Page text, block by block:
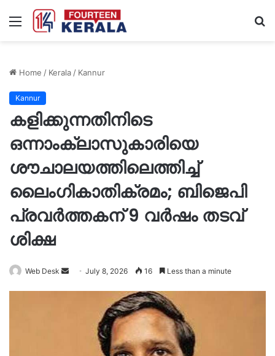
Menu
Home / Kerala/ Kannur
Kannur
കളിക്കുന്നതിനിടെ
ഒന്നാംക്ലാസുകാരിയെ
ശ‍ൗചാലയത്തിലെത്തിച്ച്‌
ലൈംഗികാതിക്രമം; ബിജെപി
പ്രവർത്തകന്‌ 9 വർഷം തടവ്
ശിക്ഷ
Web Desk
SendJuly 8, 2026 16 Less than a minute